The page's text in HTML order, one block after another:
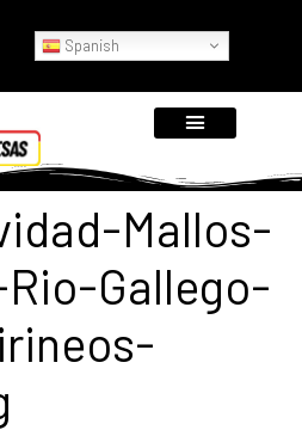
Spanish
Mallos-
Gallego-